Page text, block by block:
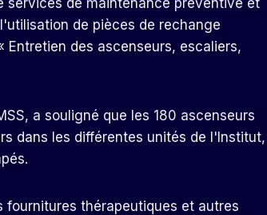
services de maintenance préventive et
de pièces de rechange
Entretien des ascenseurs, escaliers,
a souligné que les 180 ascenseurs
dans les différentes unités de l'Institut,
fournitures thérapeutiques et autres